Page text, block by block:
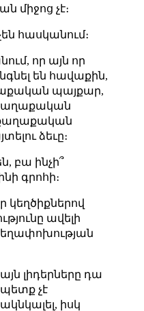
միջոց չէ։
հասկանում։
որ այն որ
են հավաքին,
պայքար,
ձեւը։
բա ինչի՞
գրոհի։
կեղծիքներով
ավելի
լիդերները դա
չէ
իսկ